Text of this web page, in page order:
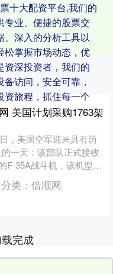
十大配资平台,我们的
专业、便捷的股票交
、深入的分析工具以
松掌握市场动态，优
资深投资者，我们的
访问，安全可靠，
资旅程，抓住每一个
美国计划采购1763架
，美国空军迎来具有历
一天：该部队正式接收
F-35A战斗机，该机型被
州空军国民警卫队第
分类： 倍顺网
完成